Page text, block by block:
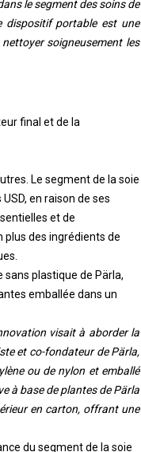
le segment des soins de
dispositif portable est une
soigneusement les
final et de la
Le segment de la soie
en raison de ses
et de
des ingrédients de
plastique de Pärla,
emballée dans un
visait à aborder la
et co-fondateur de Pärla,
ou de nylon et emballé
à base de plantes de Pärla
en carton, offrant une
du segment de la soie